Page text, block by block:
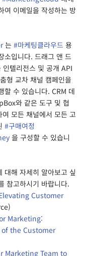
여 이메일을 작성하는 방
는 #마케팅클라우드 용
소입니다. 드래그 앤 드
텔리전스 및 공개 API
형 교차 채널 캠페인을
할 수 있습니다. CRM 데
와 같은 도구 및 협
모든 채널에서 모든 고
#구매여정
을 구성할 수 있습니
대해 자세히 알아보고 싶
참고하시기 바랍니다.
Customer
Marketing:
the Customer
Marketing Team to